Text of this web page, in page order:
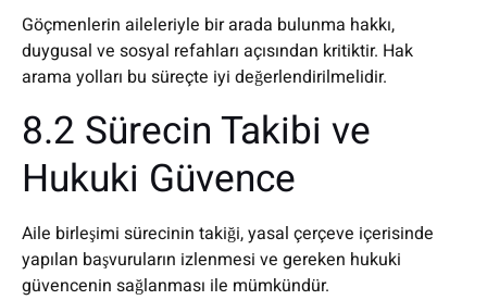
Göçmenlerin aileleriyle bir arada bulunma hakkı,
duygusal ve sosyal refahları açısından kritiktir. Hak
arama yolları bu süreçte iyi değerlendirilmelidir.
8.2 Sürecin Takibi ve
Hukuki Güvence
Aile birleşimi sürecinin takiği, yasal çerçeve içerisinde
yapılan başvuruların izlenmesi ve gereken hukuki
güvencenin sağlanması ile mümkündür.